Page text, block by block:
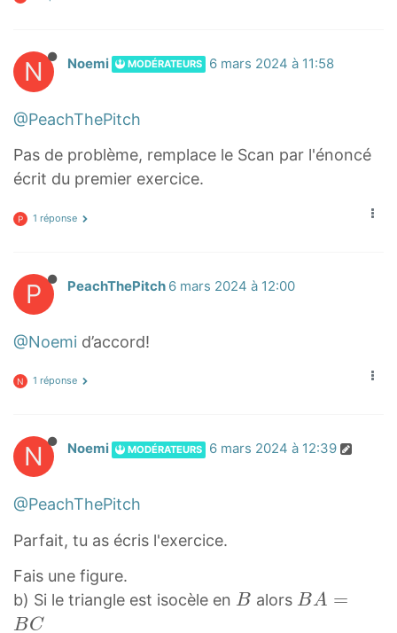
N Noemi MODÉRATEURS 6 mars 2024 à 11:58
@PeachThePitch
Pas de problème, remplace le Scan par l'énoncé
écrit du premier exercice.
P 1 réponse
P PeachThePitch 6 mars 2024 à 12:00
@Noemi d’accord!
N 1 réponse
N Noemi MODÉRATEURS 6 mars 2024 à 12:39
@PeachThePitch
Parfait, tu as écris l'exercice.
Fais une figure.
b) Si le triangle est isocèle en B
B alors B
BA =
BC